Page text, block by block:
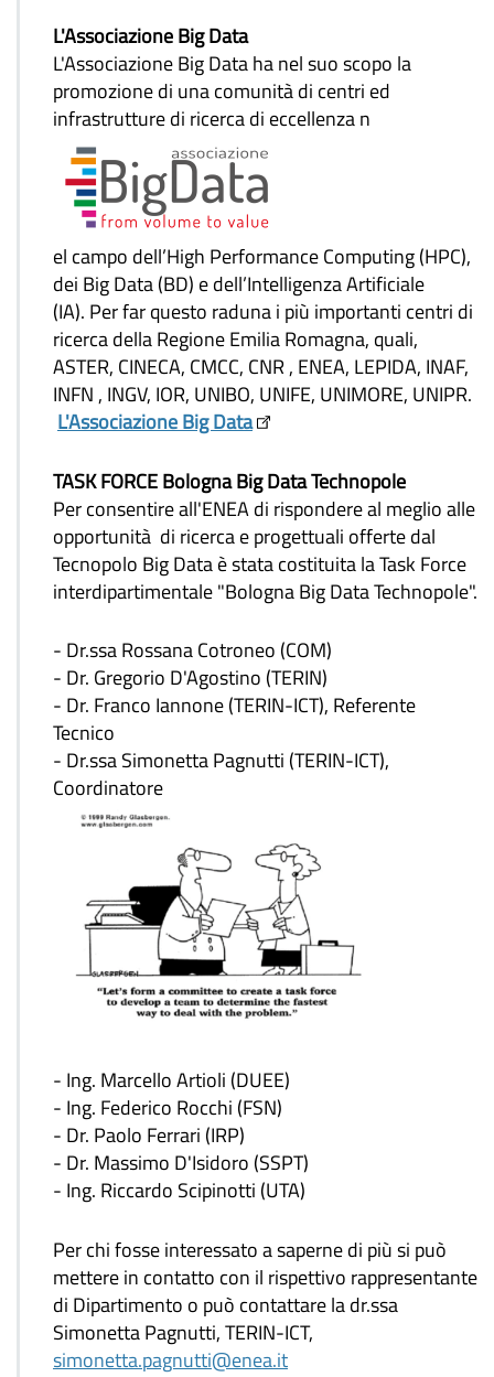
L'Associazione Big Data
L'Associazione Big Data ha nel suo scopo la
promozione di una comunità di centri ed
infrastrutture di ricerca di eccellenza n
el campo dell’High Performance Computing (HPC),
dei Big Data (BD) e dell’Intelligenza Artificiale
(IA). Per far questo raduna i più importanti centri di
ricerca della Regione Emilia Romagna, quali,
ASTER, CINECA, CMCC, CNR , ENEA, LEPIDA, INAF,
INFN , INGV, IOR, UNIBO, UNIFE, UNIMORE, UNIPR.
L'Associazione Big Data
TASK FORCE Bologna Big Data Technopole
Per consentire all'ENEA di rispondere al meglio alle
opportunità di ricerca e progettuali offerte dal
Tecnopolo Big Data è stata costituita la Task Force
interdipartimentale "Bologna Big Data Technopole".
- Dr.ssa Rossana Cotroneo (COM)
- Dr. Gregorio D'Agostino (TERIN)
- Dr. Franco Iannone (TERIN-ICT), Referente
Tecnico
- Dr.ssa Simonetta Pagnutti (TERIN-ICT),
Coordinatore
- Ing. Marcello Artioli (DUEE)
- Ing. Federico Rocchi (FSN)
- Dr. Paolo Ferrari (IRP)
- Dr. Massimo D'Isidoro (SSPT)
- Ing. Riccardo Scipinotti (UTA)
Per chi fosse interessato a saperne di più si può
mettere in contatto con il rispettivo rappresentante
di Dipartimento o può contattare la dr.ssa
Simonetta Pagnutti, TERIN-ICT,
simonetta.pagnutti@enea.it